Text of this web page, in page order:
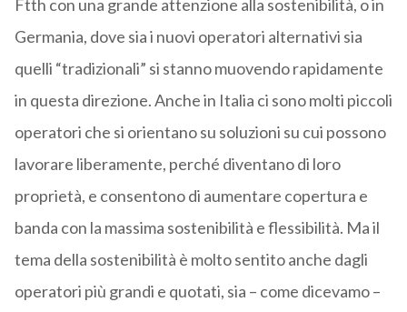
Ftth con una grande attenzione alla sostenibilità, o in
Germania, dove sia i nuovi operatori alternativi sia
quelli “tradizionali” si stanno muovendo rapidamente
in questa direzione. Anche in Italia ci sono molti piccoli
operatori che si orientano su soluzioni su cui possono
lavorare liberamente, perché diventano di loro
proprietà, e consentono di aumentare copertura e
banda con la massima sostenibilità e flessibilità. Ma il
tema della sostenibilità è molto sentito anche dagli
operatori più grandi e quotati, sia – come dicevamo –